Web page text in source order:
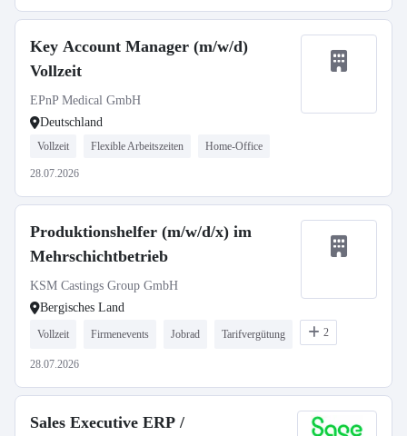
Key Account Manager (m/w/d)
Vollzeit
EPnP Medical GmbH
Deutschland
Vollzeit Flexible Arbeitszeiten Home-Office
28.07.2026
Produktionshelfer (m/w/d/x) im
Mehrschichtbetrieb
KSM Castings Group GmbH
Bergisches Land
Vollzeit Firmenevents Jobrad Tarifvergütung 2
28.07.2026
Sales Executive ERP /